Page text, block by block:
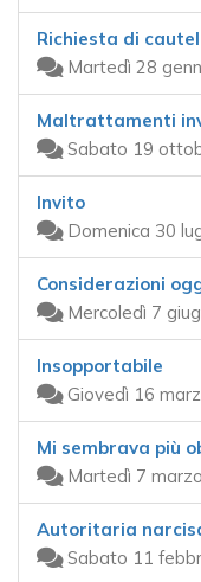
Richiesta di
Martedì 28
Maltrattamenti
Sabato 19
Invito
Domenica 30
Considerazioni
Mercoledì 7
Insopportabile
Giovedì 16
Mi sembrava più
Martedì 7
Autoritaria
Sabato 11